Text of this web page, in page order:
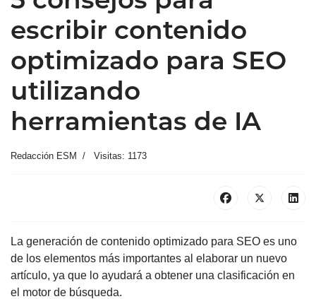
escribir contenido
optimizado para SEO
utilizando
herramientas de IA
Redacción ESM Visitas: 1173
La generación de contenido optimizado para SEO es uno
de los elementos más importantes al elaborar un nuevo
artículo, ya que lo ayudará a obtener una clasificación en
el motor de búsqueda.